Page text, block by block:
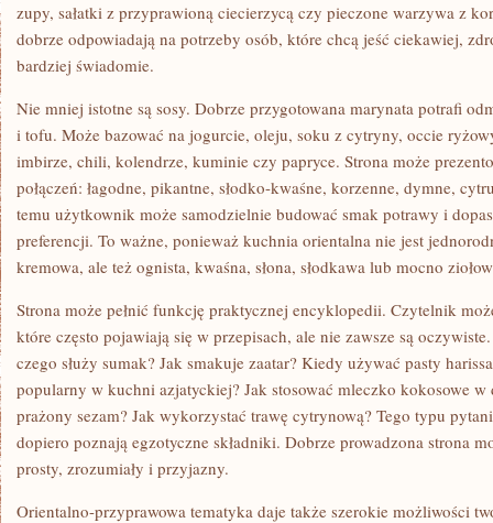
zupy, sałatki z przyprawioną ciecierzycą czy pieczone warzywa z
dobrze odpowiadają na potrzeby osób, które chcą jeść ciekawiej,
bardziej świadomie.
Nie mniej istotne są sosy. Dobrze przygotowana marynata potrafi
i tofu. Może bazować na jogurcie, oleju, soku z cytryny, occie
imbirze, chili, kolendrze, kuminie czy papryce. Strona może
połączeń: łagodne, pikantne, słodko-kwaśne, korzenne, dymne,
temu użytkownik może samodzielnie budować smak potrawy i
preferencji. To ważne, ponieważ kuchnia orientalna nie jest
kremowa, ale też ognista, kwaśna, słona, słodkawa lub mocno
Strona może pełnić funkcję praktycznej encyklopedii. Czytelnik
które często pojawiają się w przepisach, ale nie zawsze są
czego służy sumak? Jak smakuje zaatar? Kiedy używać pasty
popularny w kuchni azjatyckiej? Jak stosować mleczko kokosowe
prażony sezam? Jak wykorzystać trawę cytrynową? Tego typu
dopiero poznają egzotyczne składniki. Dobrze prowadzona strona
prosty, zrozumiały i przyjazny.
Orientalno-przyprawowa tematyka daje także szerokie możliwości